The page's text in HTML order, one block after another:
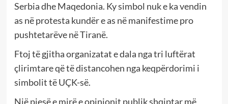
Serbia dhe Maqedonia. Ky simbol nuk e ka vendin
as në protesta kundër e as në manifestime pro
pushtetarëve në Tiranë.
Ftoj të gjitha organizatat e dala nga tri luftërat
çlirimtare që të distancohen nga keqpërdorimi i
simbolit të UÇK-së.
Një pjesë e mirë e opinionit publik shqiptar më